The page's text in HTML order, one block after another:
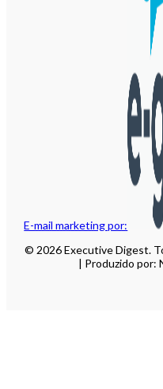
E-mail marketing por:
© 2026 Executive Digest.
| Produzido por: